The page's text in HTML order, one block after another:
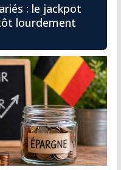
: le jackpot
lourdement